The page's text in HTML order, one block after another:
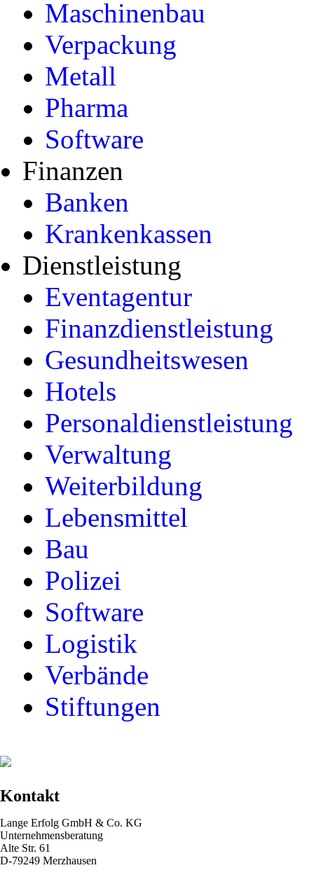
Maschinenbau
Verpackung
Metall
Pharma
Software
Finanzen
Banken
Krankenkassen
Dienstleistung
Eventagentur
Finanzdienstleistung
Gesundheitswesen
Hotels
Personaldienstleistung
Verwaltung
Weiterbildung
Lebensmittel
Bau
Polizei
Software
Logistik
Verbände
Stiftungen
Kontakt
Lange Erfolg GmbH & Co. KG
Unternehmensberatung
Alte Str. 61
D-79249 Merzhausen